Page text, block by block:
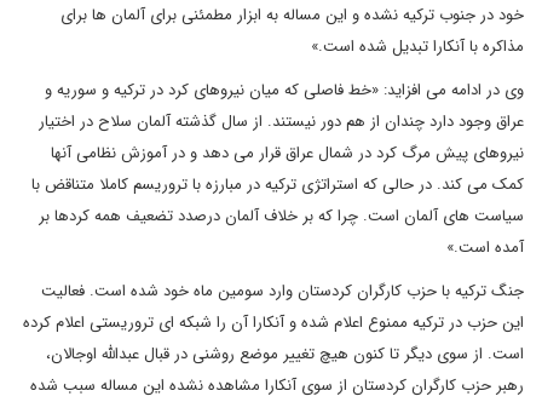
خود در جنوب ترکیه نشده و این مساله به ابزار مطمئنی برای آلمان ها برای
مذاکره با آنکارا تبدیل شده است.»
وی در ادامه می افزاید: «خط فاصلی که میان نیروهای کرد در ترکیه و سوریه و
عراق وجود دارد چندان از هم دور نیستند. از سال گذشته آلمان سلاح در اختیار
نیروهای پیش مرگ کرد در شمال عراق قرار می دهد و در آموزش نظامی آنها
کمک می کند. در حالی که استراتژی ترکیه در مبارزه با تروریسم کاملا متناقض با
سیاست های آلمان است. چرا که بر خلاف آلمان درصدد تضعیف همه کردها بر
آمده است.»
جنگ ترکیه با حزب کارگران کردستان وارد سومین ماه خود شده است. فعالیت
این حزب در ترکیه ممنوع اعلام شده و آنکارا آن را شبکه ای تروریستی اعلام کرده
است. از سوی دیگر تا کنون هیچ تغییر موضع روشنی در قبال عبدالله اوجالان،
رهبر حزب کارگران کردستان از سوی آنکارا مشاهده نشده این مساله سبب شده